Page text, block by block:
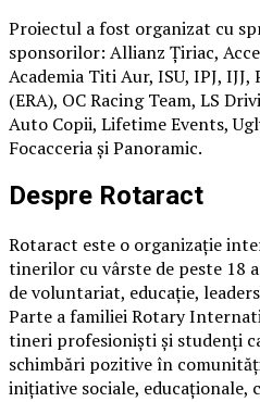
Proiectul a fost organizat cu
sponsorilor: Allianz Țiriac,
Academia Titi Aur, ISU, IPJ, IJJ,
(ERA), OC Racing Team, LS
Auto Copii, Lifetime Events,
Focacceria și Panoramic.
Despre Rotaract
Rotaract este o organizație
tinerilor cu vârste de peste 18
de voluntariat, educație,
Parte a familiei Rotary
tineri profesioniști și studenți
schimbări pozitive în
inițiative sociale, educaționale,